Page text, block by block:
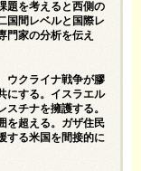
題を考えると西側の
国間レベルと国際レ
門家の分析を伝え
ウクライナ戦争が膠
にする。イスラエル
チナを擁護する。
を超える。ガザ住民
する米国を間接的に